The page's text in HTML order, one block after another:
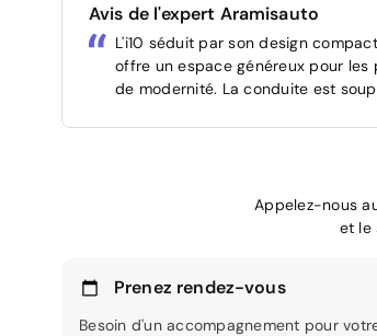
Avis de l'expert Aramisauto
L'i10 séduit par son design
offre un espace généreux pour les
de modernité. La conduite est
Appelez-nous
et le
Prenez rendez-vous
Besoin d'un accompagnement pour